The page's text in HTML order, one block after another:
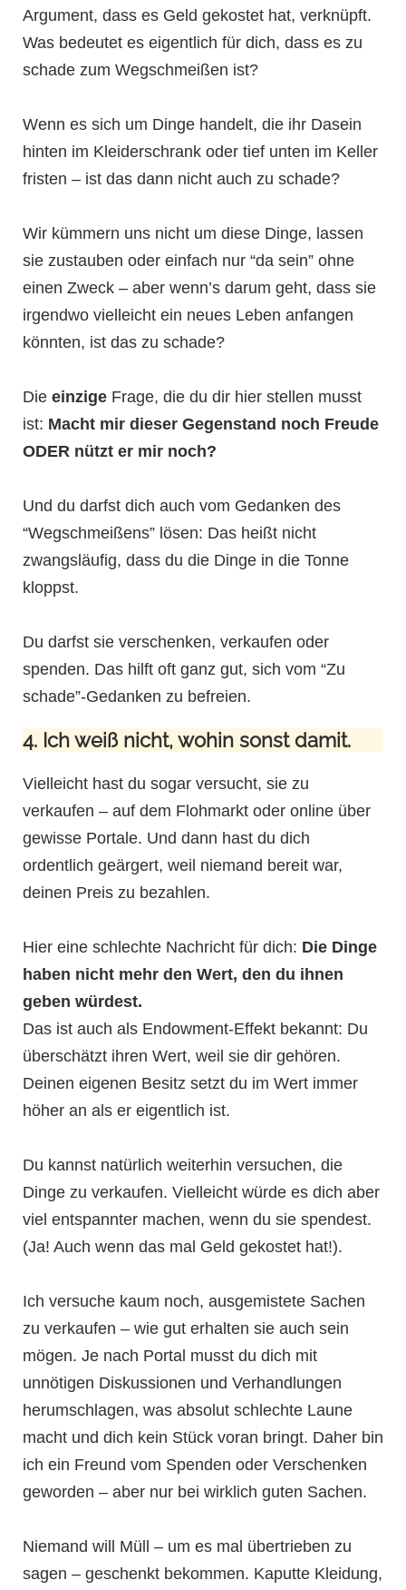
Argument, dass es Geld gekostet hat, verknüpft.
Was bedeutet es eigentlich für dich, dass es zu
schade zum Wegschmeißen ist?
Wenn es sich um Dinge handelt, die ihr Dasein
hinten im Kleiderschrank oder tief unten im Keller
fristen – ist das dann nicht auch zu schade?
Wir kümmern uns nicht um diese Dinge, lassen
sie zustauben oder einfach nur “da sein” ohne
einen Zweck – aber wenn’s darum geht, dass sie
irgendwo vielleicht ein neues Leben anfangen
könnten, ist das zu schade?
Die einzige Frage, die du dir hier stellen musst
ist: Macht mir dieser Gegenstand noch Freude
ODER nützt er mir noch?
Und du darfst dich auch vom Gedanken des
“Wegschmeißens” lösen: Das heißt nicht
zwangsläufig, dass du die Dinge in die Tonne
kloppst.
Du darfst sie verschenken, verkaufen oder
spenden. Das hilft oft ganz gut, sich vom “Zu
schade”-Gedanken zu befreien.
4. Ich weiß nicht, wohin sonst damit.
Vielleicht hast du sogar versucht, sie zu
verkaufen – auf dem Flohmarkt oder online über
gewisse Portale. Und dann hast du dich
ordentlich geärgert, weil niemand bereit war,
deinen Preis zu bezahlen.
Hier eine schlechte Nachricht für dich: Die Dinge
haben nicht mehr den Wert, den du ihnen
geben würdest.
Das ist auch als Endowment-Effekt bekannt: Du
überschätzt ihren Wert, weil sie dir gehören.
Deinen eigenen Besitz setzt du im Wert immer
höher an als er eigentlich ist.
Du kannst natürlich weiterhin versuchen, die
Dinge zu verkaufen. Vielleicht würde es dich aber
viel entspannter machen, wenn du sie spendest.
(Ja! Auch wenn das mal Geld gekostet hat!).
Ich versuche kaum noch, ausgemistete Sachen
zu verkaufen – wie gut erhalten sie auch sein
mögen. Je nach Portal musst du dich mit
unnötigen Diskussionen und Verhandlungen
herumschlagen, was absolut schlechte Laune
macht und dich kein Stück voran bringt. Daher bin
ich ein Freund vom Spenden oder Verschenken
geworden – aber nur bei wirklich guten Sachen.
Niemand will Müll – um es mal übertrieben zu
sagen – geschenkt bekommen. Kaputte Kleidung,